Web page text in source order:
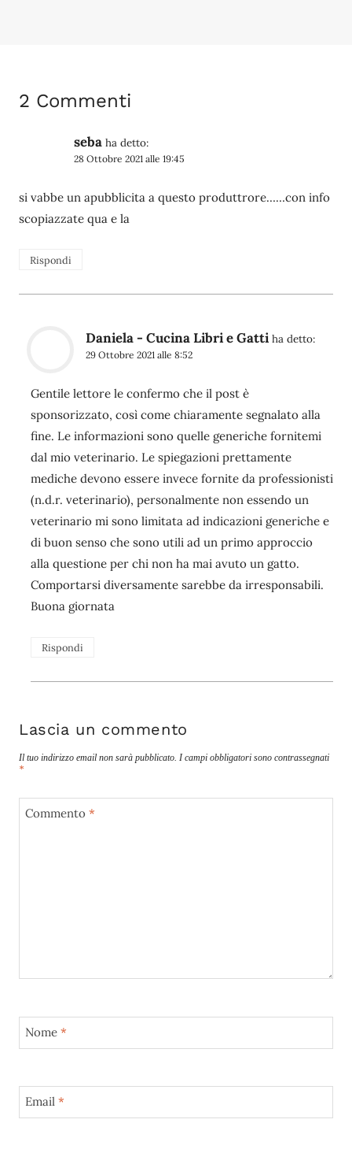
2 Commenti
seba ha detto:
28 Ottobre 2021 alle 19:45
si vabbe un apubblicita a questo produttrore……con info
scopiazzate qua e la
Rispondi
Daniela - Cucina Libri e Gatti ha detto:
29 Ottobre 2021 alle 8:52
Gentile lettore le confermo che il post è
sponsorizzato, così come chiaramente segnalato alla
fine. Le informazioni sono quelle generiche fornitemi
dal mio veterinario. Le spiegazioni prettamente
mediche devono essere invece fornite da professionisti
(n.d.r. veterinario), personalmente non essendo un
veterinario mi sono limitata ad indicazioni generiche e
di buon senso che sono utili ad un primo approccio
alla questione per chi non ha mai avuto un gatto.
Comportarsi diversamente sarebbe da irresponsabili.
Buona giornata
Rispondi
Lascia un commento
Il tuo indirizzo email non sarà pubblicato. I campi obbligatori sono contrassegnati
*
Commento *
Nome *
Email *